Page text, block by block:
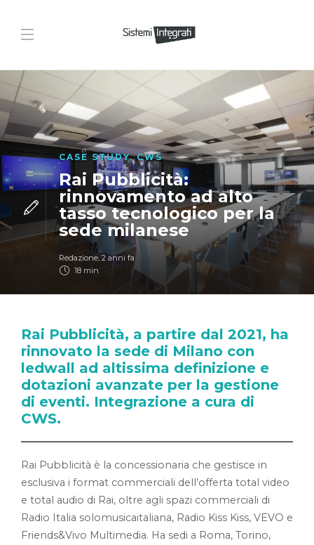
CASE STUDY,CWS
Rai Pubblicità:
rinnovamento ad alto
tasso tecnologico per la
sede milanese
Redazione, 2 anni fa
18 min
Rai Pubblicità, a partire dal 2021, ha
rinnovato la sede di Milano con
ledwall ad altissima definizione e
dotazioni avanzate per la gestione
di eventi. Integrazione a cura di
CWS.
Rai Pubblicità è la concessionaria che gestisce in
esclusiva i format commerciali dell’offerta total video
e total audio di Rai, oltre agli spazi commerciali di
Radio Italia solomusicaitaliana, Radio Kiss Kiss, VEVO e
Friends&Vivo Multimedia. Ha sedi a Roma, Torino,